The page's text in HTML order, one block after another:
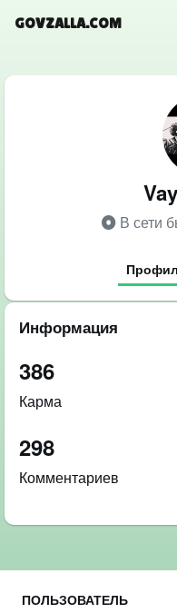
GOVZALLA.COM
В сети
Информация
386
Карма
298
Комментариев
ПОЛЬЗОВАТЕЛЬ